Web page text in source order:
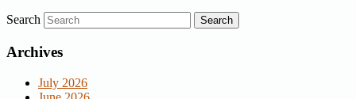
Search
Archives
July 2026